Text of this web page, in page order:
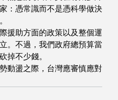
：憑常識而不是憑科學做決
援助方面的政策以及整個運
。不過，我們政府總預算當
掉不少錢。
動盪之際，台灣應審慎應對